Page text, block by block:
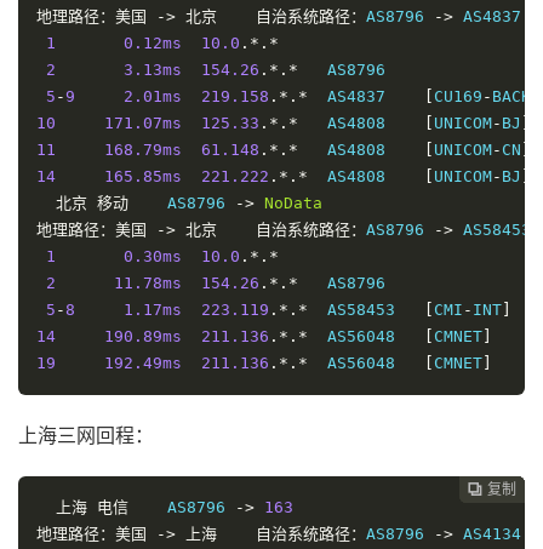
地理路径：美国
-> 北京 自治系统路径： AS8796 -> AS4837
1
0.12ms 10.0 .*.*
2
3.13ms 154.26 .*.*
5 -9 2.01ms 219.158 .*.*
  AS4837
[ CU169 -
10
171.07ms 125.33 .*.*
   AS4808
[ UNICOM- BJ ]
11
168.79ms 61.148 .*.*
   AS4808
[ UNICOM- CN ]
14
165.85ms 221.222 .*.*
  AS4808
[ UNICOM- BJ ]
北京 移动
    AS8796
-> NoData
地理路径：美国
-> 北京 自治系统路径： AS8796 -> AS58453
1
0.30ms 10.0 .*.*
2
11.78ms 154.26 .*.*
5 -8 1.17ms 223.119 .*.*
  AS58453
[ CMI - INT]
14
190.89ms 211.136 .*.*
  AS56048
[ CMNET]
19
192.49ms 211.136 .*.*
  AS56048
[ CMNET]
上海三网回程：
 复制
 复制
 复制
 复制
 复制
上海 电信
    AS8796
-> 163
地理路径：美国
-> 上海 自治系统路径： AS8796 -> AS4134